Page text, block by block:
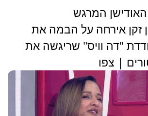
המרגש
זקן אירחה על הבמה את
"דה וויס" שריגשה את
| צפו